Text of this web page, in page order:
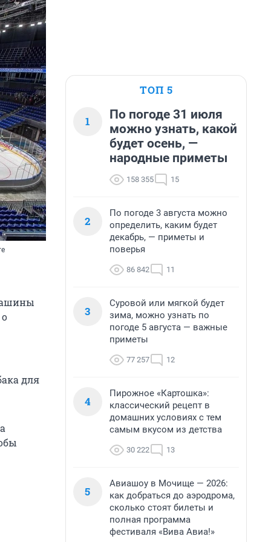
для
ТОП 5
1
По погоде 31 июля
можно узнать, какой
будет осень, —
народные приметы
158 355 15
2
По погоде 3 августа можно
определить, каким будет
декабрь, — приметы и
поверья
86 842 11
3
Суровой или мягкой будет
зима, можно узнать по
погоде 5 августа — важные
приметы
77 257 12
4
Пирожное «Картошка»:
классический рецепт в
домашних условиях с тем
самым вкусом из детства
30 222 13
5
Авиашоу в Мочище — 2026:
как добраться до аэродрома,
сколько стоят билеты и
полная программа
фестиваля «Вива Авиа!»